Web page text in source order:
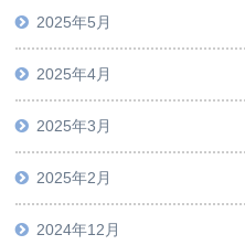
2025年5月
2025年4月
2025年3月
2025年2月
2024年12月